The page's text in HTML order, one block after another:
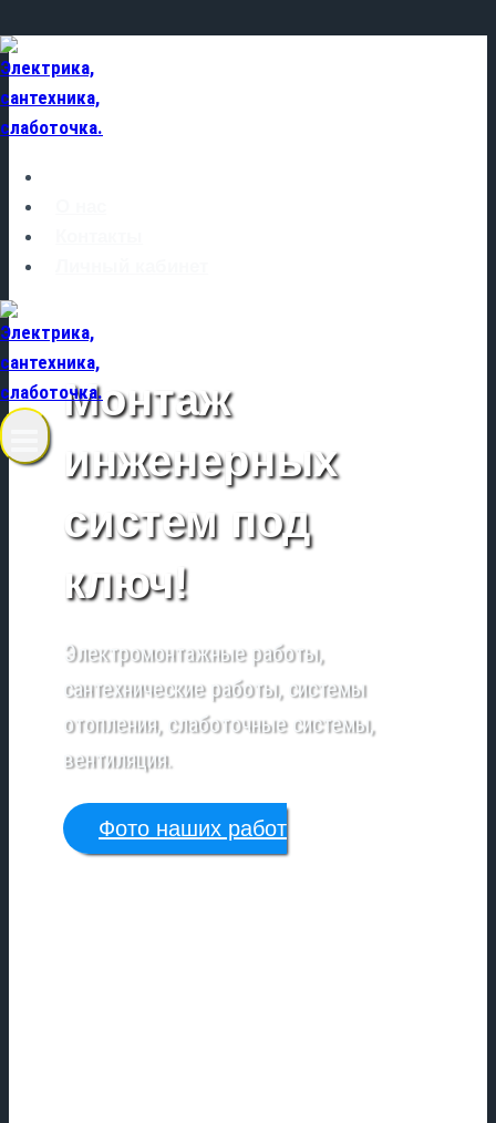
Перейти
к
содержимому
Монтаж
инженерных
систем под
ключ!
Электромонтажные работы,
сантехнические работы, системы
отопления, слаботочные системы,
вентиляция.
Фото наших работ